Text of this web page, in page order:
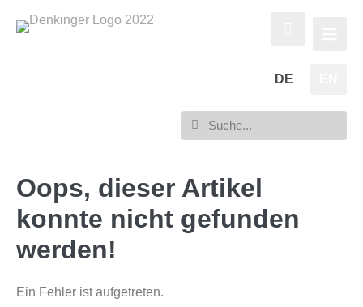
DE
Oops, dieser Artikel
konnte nicht gefunden
werden!
Ein Fehler ist aufgetreten.